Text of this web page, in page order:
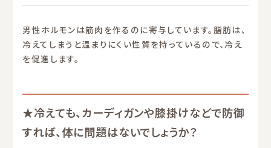
男性ホルモンは筋肉を作るのに寄与しています。脂肪は、
冷えてしまうと温まりにくい性質を持っているので、冷え
を促進します。
★冷えても、カーディガンや膝掛けなどで防御
すれば、体に問題はないでしょうか？